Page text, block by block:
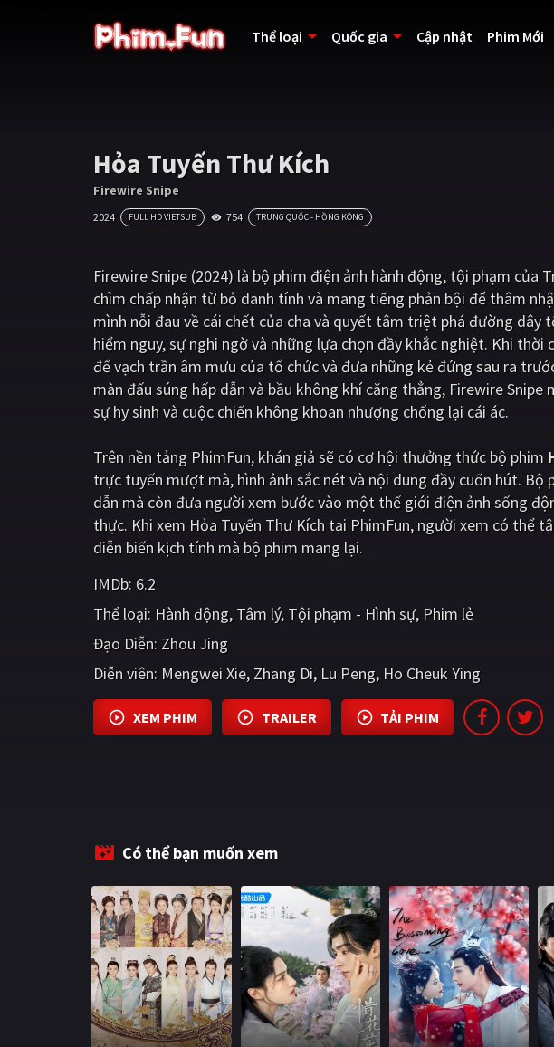
Thể loại Quốc gia Cập nhật Phim Mới
Hỏa Tuyến Thư Kích
Firewire Snipe
2024 FULL HD VIETSUB 754 TRUNG QUỐC - HỒNG KÔNG
Firewire Snipe (2024) là bộ phim điện ảnh hành động, tội phạm của
chìm chấp nhận từ bỏ danh tính và mang tiếng phản bội để thâm
mình nỗi đau về cái chết của cha và quyết tâm triệt phá đường
hiểm nguy, sự nghi ngờ và những lựa chọn đầy khắc nghiệt. Khi
để vạch trần âm mưu của tổ chức và đưa những kẻ đứng sau ra
màn đấu súng hấp dẫn và bầu không khí căng thẳng, Firewire
sự hy sinh và cuộc chiến không khoan nhượng chống lại cái ác.
Trên nền tảng PhimFun, khán giả sẽ có cơ hội thưởng thức bộ phim
trực tuyến mượt mà, hình ảnh sắc nét và nội dung đầy cuốn hút.
dẫn mà còn đưa người xem bước vào một thế giới điện ảnh sống
thực. Khi xem Hỏa Tuyến Thư Kích tại PhimFun, người xem có thể
diễn biến kịch tính mà bộ phim mang lại.
IMDb: 6.2
Thể loại: Hành động Tâm lý Tội phạm - Hình sự Phim lẻ
Đạo Diễn: Zhou Jing
Diễn viên: Mengwei Xie Zhang Di Lu Peng Ho Cheuk Ying
XEM PHIM TRAILER TẢI PHIM
Có thể bạn muốn xem